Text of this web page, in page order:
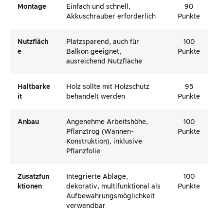
Montage
Einfach und schnell,
Akkuschrauber erforderlich
90
Punkte
Nutzfläch
E
Platzsparend, auch für
Balkon geeignet,
ausreichend Nutzfläche
100
Punkte
Haltbarke
It
Holz sollte mit Holzschutz
behandelt werden
95
Punkte
Anbau
Angenehme Arbeitshöhe,
Pflanztrog (Wannen-
Konstruktion), inklusive
Pflanzfolie
100
Punkte
Zusatzfun
Ktionen
Integrierte Ablage,
dekorativ, multifunktional als
Aufbewahrungsmöglichkeit
verwendbar
100
Punkte